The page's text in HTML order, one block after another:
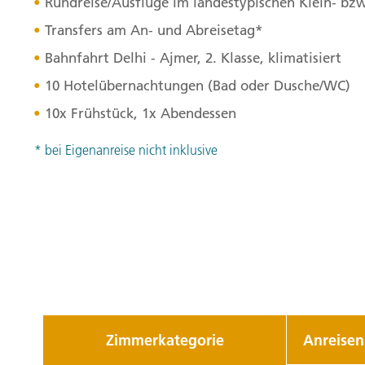
Transfers am An- und Abreisetag*
Bahnfahrt Delhi - Ajmer, 2. Klasse, klimatisiert
10 Hotelübernachtungen (Bad oder Dusche/WC)
10x Frühstück, 1x Abendessen
* bei Eigenanreise nicht inklusive
Zimmerkategorie Anreisen